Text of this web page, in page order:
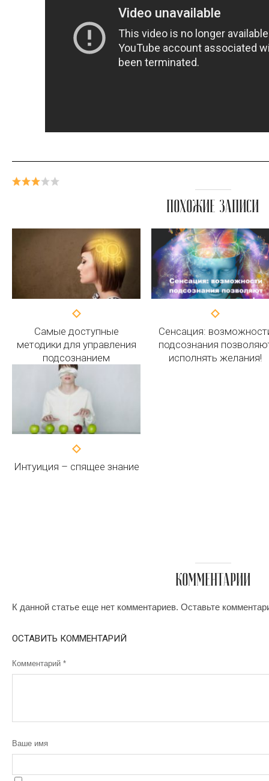
ПОХОЖИЕ ЗАПИСИ
Самые доступные
методики для управления
подсознанием
Сенсация:
подсознания
исполнять желания!
Интуиция – спящее знание
КОММЕНТАРИИ
К данной статье еще нет комментариев. Оставьте
ОСТАВИТЬ КОММЕНТАРИЙ
Комментарий *
Ваше имя